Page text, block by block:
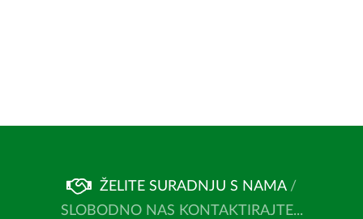
ŽELITE SURADNJU S NAMA /
SLOBODNO NAS KONTAKTIRAJTE...